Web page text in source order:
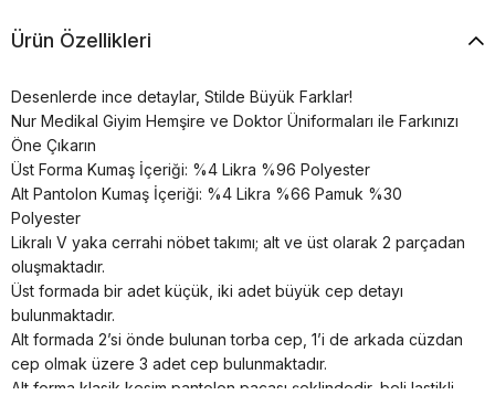
Ürün Özellikleri
Desenlerde ince detaylar, Stilde Büyük Farklar!
Nur Medikal Giyim Hemşire ve Doktor Üniformaları ile Farkınızı
Öne Çıkarın
Üst Forma Kumaş İçeriği: %4 Likra %96 Polyester
Alt Pantolon Kumaş İçeriği: %4 Likra %66 Pamuk %30
Polyester
Likralı V yaka cerrahi nöbet takımı; alt ve üst olarak 2 parçadan
oluşmaktadır.
Üst formada bir adet küçük, iki adet büyük cep detayı
bulunmaktadır.
Alt formada 2’si önde bulunan torba cep, 1’i de arkada cüzdan
cep olmak üzere 3 adet cep bulunmaktadır.
Alt forma klasik kesim pantolon paçası şeklindedir, beli lastikli